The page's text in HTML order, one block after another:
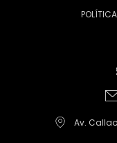
Av.